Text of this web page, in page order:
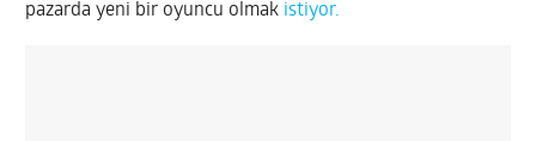
pazarda yeni bir oyuncu olmak istiyor.